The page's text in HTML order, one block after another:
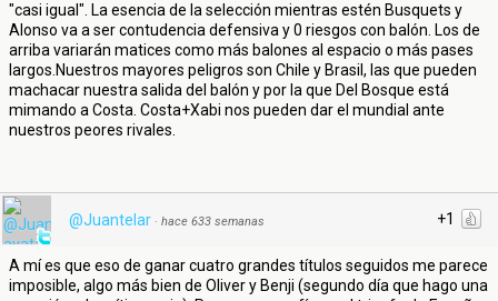
"casi igual". La esencia de la selección mientras estén Busquets y
Alonso va a ser contudencia defensiva y 0 riesgos con balón. Los de
arriba variarán matices como más balones al espacio o más pases
largos.Nuestros mayores peligros son Chile y Brasil, las que pueden
machacar nuestra salida del balón y por la que Del Bosque está
mimando a Costa. Costa+Xabi nos pueden dar el mundial ante
nuestros peores rivales.
+1
@Juantelar · hace 633 semanas
A mí es que eso de ganar cuatro grandes títulos seguidos me parece
imposible, algo más bien de Oliver y Benji (segundo día que hago una